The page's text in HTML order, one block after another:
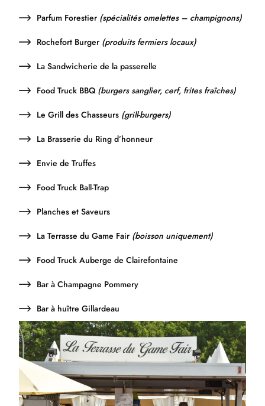
Parfum Forestier (spécialités omelettes – champignons)
Rochefort Burger (produits fermiers locaux)
La Sandwicherie de la passerelle
Food Truck BBQ (burgers sanglier, cerf, frites fraîches)
Le Grill des Chasseurs (grill-burgers)
La Brasserie du Ring d’honneur
Envie de Truffes
Food Truck Ball-Trap
Planches et Saveurs
La Terrasse du Game Fair (boisson uniquement)
Food Truck Auberge de Clairefontaine
Bar à Champagne Pommery
Bar à huître Gillardeau